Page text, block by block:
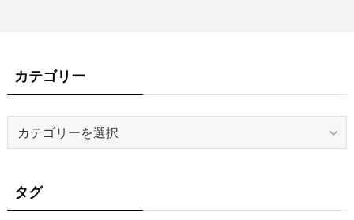
カテゴリー
ー
タグ